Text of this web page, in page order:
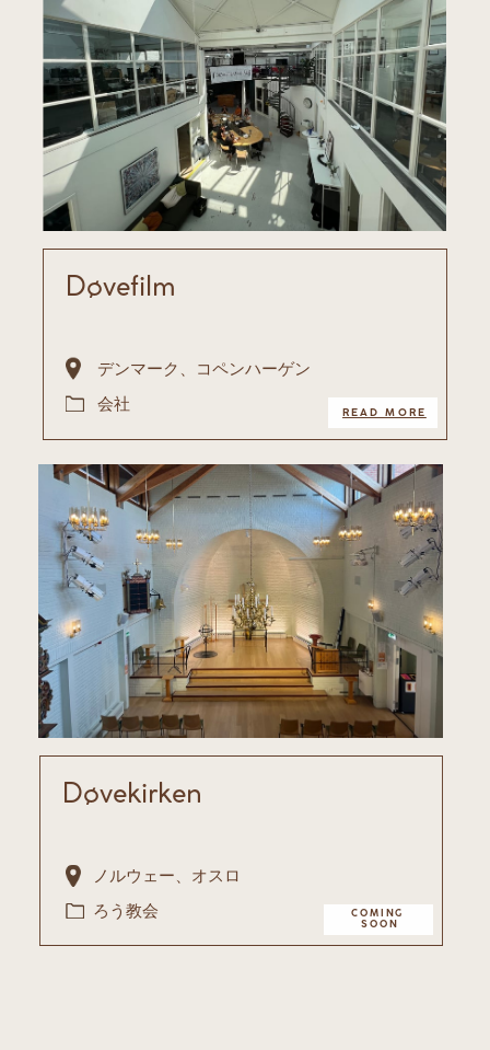
Døvefilm
デンマーク、コペンハーゲン
会社
READ MORE
Døvekirken
ろう教会
COMING ​
SOON
ノルウェー、オスロ